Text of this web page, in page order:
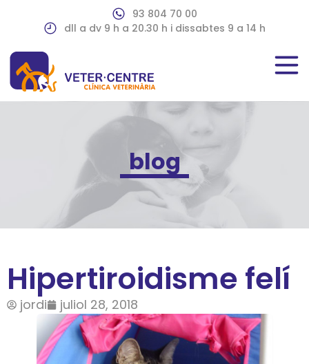
93 804 70 00
dll a dv 9 h a 20.30 h i dissabtes 9 a 14 h
blog
Hipertiroidisme felí
jordi juliol 28, 2018